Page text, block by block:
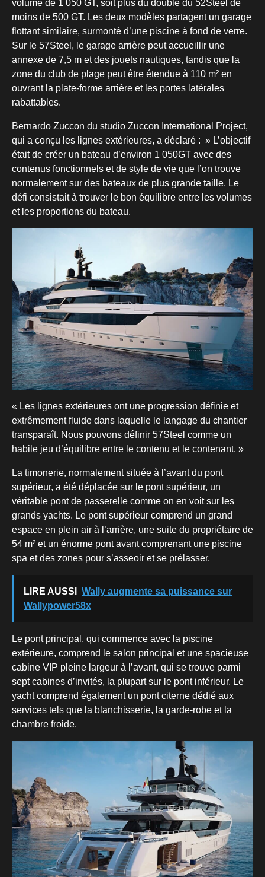
volume de 1 050 GT, soit plus du double du 52Steel de
moins de 500 GT. Les deux modèles partagent un garage
flottant similaire, surmonté d’une piscine à fond de verre.
Sur le 57Steel, le garage arrière peut accueillir une
annexe de 7,5 m et des jouets nautiques, tandis que la
zone du club de plage peut être étendue à 110 m² en
ouvrant la plate-forme arrière et les portes latérales
rabattables.
Bernardo Zuccon du studio Zuccon International Project,
qui a conçu les lignes extérieures, a déclaré : » L’objectif
était de créer un bateau d’environ 1 050GT avec des
contenus fonctionnels et de style de vie que l’on trouve
normalement sur des bateaux de plus grande taille. Le
défi consistait à trouver le bon équilibre entre les volumes
et les proportions du bateau.
« Les lignes extérieures ont une progression définie et
extrêmement fluide dans laquelle le langage du chantier
transparaît. Nous pouvons définir 57Steel comme un
habile jeu d’équilibre entre le contenu et le contenant. »
La timonerie, normalement située à l’avant du pont
supérieur, a été déplacée sur le pont supérieur, un
véritable pont de passerelle comme on en voit sur les
grands yachts. Le pont supérieur comprend un grand
espace en plein air à l’arrière, une suite du propriétaire de
54 m² et un énorme pont avant comprenant une piscine
spa et des zones pour s’asseoir et se prélasser.
LIRE AUSSI
Wally augmente sa puissance sur
Wallypower58x
Le pont principal, qui commence avec la piscine
extérieure, comprend le salon principal et une spacieuse
cabine VIP pleine largeur à l’avant, qui se trouve parmi
sept cabines d’invités, la plupart sur le pont inférieur. Le
yacht comprend également un pont citerne dédié aux
services tels que la blanchisserie, la garde-robe et la
chambre froide.